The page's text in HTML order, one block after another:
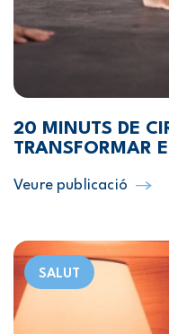
20 MINUTS DE
TRANSFORMAR
Veure publicació
SALUT